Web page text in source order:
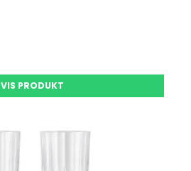
VIS PRODUKT